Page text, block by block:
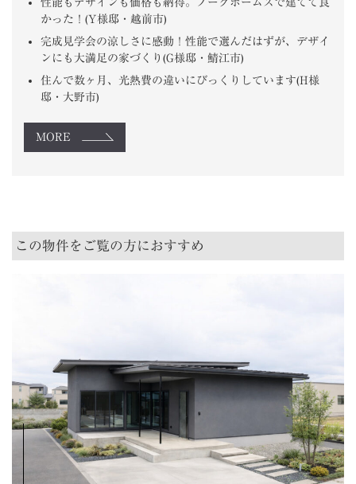
性能もデザインも価格も納得。ノークホームズで建てて良
かった！(Y様邸・越前市)
完成見学会の涼しさに感動！性能で選んだはずが、デザイ
ンにも大満足の家づくり(G様邸・鯖江市)
住んで数ヶ月、光熱費の違いにびっくりしています(H様
邸・大野市)
MORE
この物件をご覧の方におすすめ